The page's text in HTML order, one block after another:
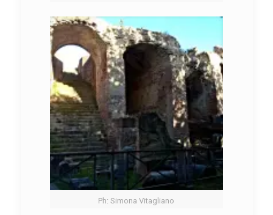
Ph: Simona Vitagliano